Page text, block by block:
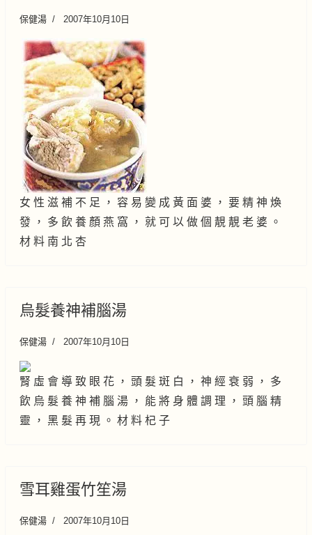
保健湯 2007年10月10日
女 性 滋 補 不 足 ， 容 易 變 成 黃 面 婆 ， 要 精 神 煥
發 ， 多 飲 養 顏 燕 窩 ， 就 可 以 做 個 靚 靚 老 婆 。
材 料 南 北 杏
烏髮養神補腦湯
保健湯 2007年10月10日
腎 虛 會 導 致 眼 花 ， 頭 髮 斑 白 ， 神 經 衰 弱 ， 多
飲 烏 髮 養 神 補 腦 湯 ， 能 將 身 體 調 理 ， 頭 腦 精
靈 ， 黑 髮 再 現 。 材 料 杞 子
雪耳雞蛋竹笙湯
保健湯 2007年10月10日